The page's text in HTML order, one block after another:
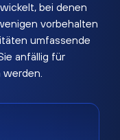
bei denen
vorbehalten
umfassende
anfällig für